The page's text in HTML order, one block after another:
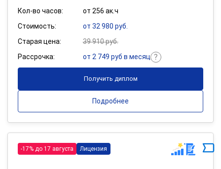
Кол-во часов:
от 256 ак.ч
Стоимость:
от 32 980 руб.
Старая цена:
39 910 руб.
Рассрочка:
от 2 749 руб в месяц
Получить диплом
Подробнее
-17% до 17 августа Лицензия